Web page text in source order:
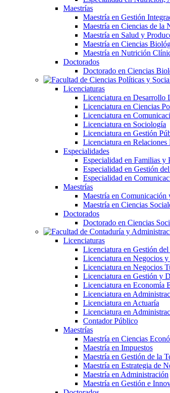
Maestrías
Maestría en Gestión
Maestría en Ciencias de la
Maestría en Salud y
Maestría en Ciencias
Maestría en Nutrición
Doctorados
Doctorado en Ciencias
Licenciaturas
Licenciatura en Desarrollo
Licenciatura en Ciencias
Licenciatura en
Licenciatura en Sociología
Licenciatura en Gestión
Licenciatura en Relaciones
Especialidades
Especialidad en Familias y
Especialidad en Gestión
Especialidad en
Maestrías
Maestría en
Maestría en Ciencias
Doctorados
Doctorado en Ciencias
Licenciaturas
Licenciatura en Gestión
Licenciatura en Negocios
Licenciatura en Negocios
Licenciatura en Gestión y
Licenciatura en Economía
Licenciatura en
Licenciatura en Actuaría
Licenciatura en
Contador Público
Maestrías
Maestría en Ciencias
Maestría en Impuestos
Maestría en Gestión de la
Maestría en Estrategia de
Maestría en Administración
Maestría en Gestión e